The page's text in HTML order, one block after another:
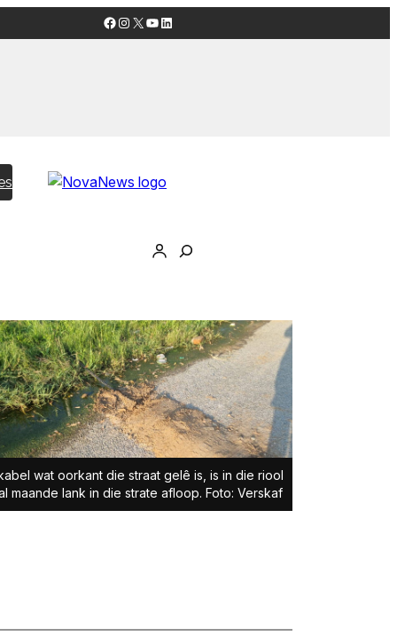
Facebook
Instagram
X YouTube
LinkedIn
wat oorkant die straat gelê is, is in die riool
maande lank in die strate afloop. Foto: Verskaf